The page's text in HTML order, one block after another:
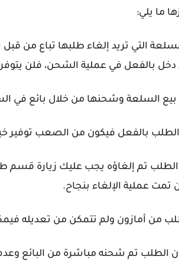
ما يلي:
دخل بالفعل في عملية الشحن، فلن يتوفر
تم إلغاؤه يجب عليك زيارة قسم
تمت عملية الإلغاء بنجاح.